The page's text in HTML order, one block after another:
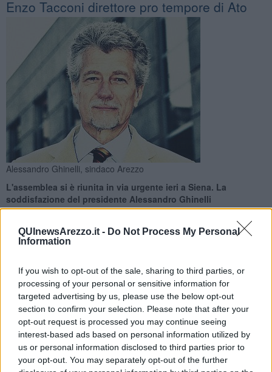
QUInewsArezzo.it - Do Not Process My Personal
Information
If you wish to opt-out of the sale, sharing to third parties, or
processing of your personal or sensitive information for
targeted advertising by us, please use the below opt-out
section to confirm your selection. Please note that after your
opt-out request is processed you may continue seeing
interest-based ads based on personal information utilized by
us or personal information disclosed to third parties prior to
your opt-out. You may separately opt-out of the further
Enzo Tacconi direttore pro tempore di Ato
Alessandro Ghinelli, sindaco Arezzo
L'assemblea si è riunita in via urgente ieri a Siena. La
soddisfazione del presidente Alessandro Ghinelli
AREZZO —L'assemblea di Ato Rifiuti Toscana sud ha nominato un
direttore pro temporedopo l'arresto diAndrea Cortinell'ambito
dell'inchiesta portata avanti dalla Guardia di finanza sul bando per
l'affidamento delservizio di smaltimento rifiuti.
Il direttore pro tempore èEnzo Tacconi, 40 anni,di Badia
Prataglia ma residente ad Arezzo.